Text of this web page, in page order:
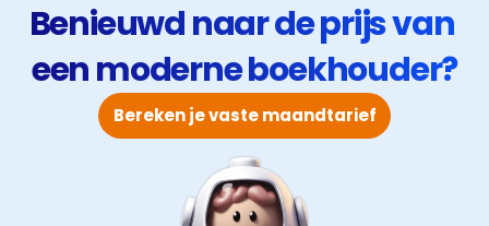
Benieuwd naar de prijs van
een moderne boekhouder?
Bereken je vaste maandtarief